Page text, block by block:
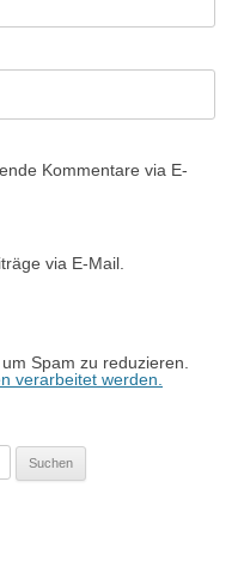
Kommentare via E-
via E-Mail.
Spam zu reduzieren.
verarbeitet werden.